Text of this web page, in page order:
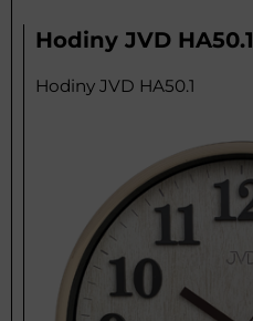
Hodiny JVD HA50.1
Hodiny JVD HA50.1